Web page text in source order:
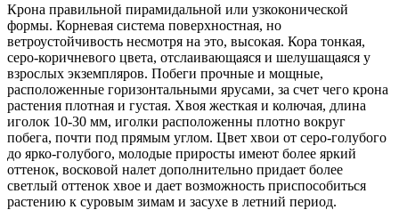
Крона правильной пирамидальной или узкоконической
формы. Корневая система поверхностная, но
ветроустойчивость несмотря на это, высокая. Кора тонкая,
серо-коричневого цвета, отслаивающаяся и шелушащаяся у
взрослых экземпляров. Побеги прочные и мощные,
расположенные горизонтальными ярусами, за счет чего крона
растения плотная и густая. Хвоя жесткая и колючая, длина
иголок 10-30 мм, иголки расположенны плотно вокруг
побега, почти под прямым углом. Цвет хвои от серо-голубого
до ярко-голубого, молодые приросты имеют более яркий
оттенок, восковой налет дополнительно придает более
светлый оттенок хвое и дает возможность приспособиться
растению к суровым зимам и засухе в летний период.